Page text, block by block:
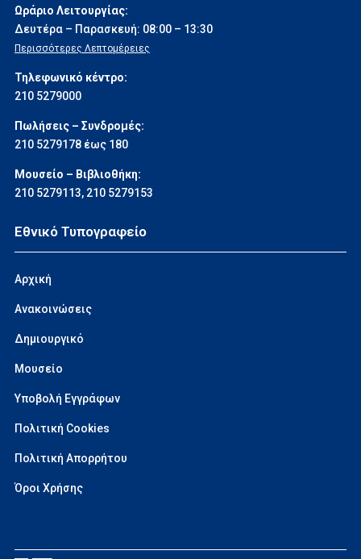
Ωράριο Λειτουργίας:
Δευτέρα – Παρασκευή: 08:00 – 13:30
Περισσότερες Λεπτομέρειες
Τηλεφωνικό κέντρο:
210 5279000
Πωλήσεις – Συνδρομές:
210 5279178 έως 180
Μουσείο – Βιβλιοθήκη:
210 5279113, 210 5279153
Εθνικό Τυπογραφείο
Αρχική
Ανακοινώσεις
Δημιουργικό
Μουσείο
Υποβολή Εγγράφων
Πολιτική Cookies
Πολιτική Απορρήτου
Όροι Χρήσης